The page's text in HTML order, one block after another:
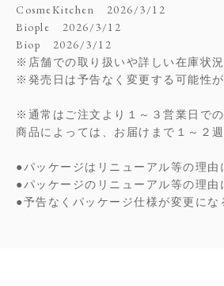
CosmeKitchen 2026/3/12
Biople 2026/3/12
Biop 2026/3/12
※店舗での取り扱いや詳しい在庫状
※発売日は予告なく変更する可能性
※通常はご注文より１～３営業日での
商品によっては、お届けまで１～２
●パッケージはリニューアル等の理由
●パッケージのリニューアル等の理由
●予告なくパッケージ仕様が変更にな